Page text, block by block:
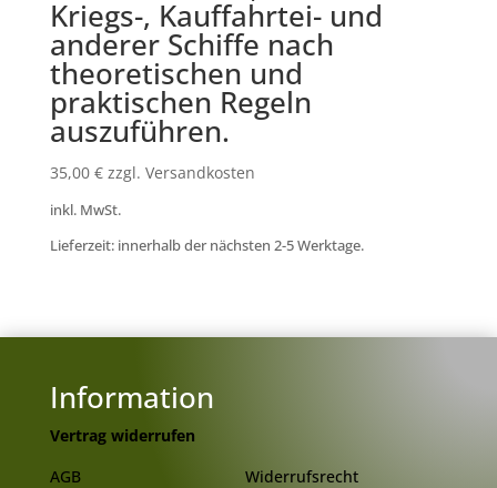
Kriegs-, Kauffahrtei- und
anderer Schiffe nach
theoretischen und
praktischen Regeln
auszuführen.
35,00 € zzgl. Versandkosten
inkl. MwSt.
Lieferzeit: innerhalb der nächsten 2-5 Werktage.
Information
Vertrag widerrufen
AGB
Widerrufsrecht